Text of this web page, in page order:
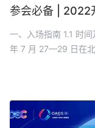
一、入场指南 1.1 时
年 7 月 27—29 日在北